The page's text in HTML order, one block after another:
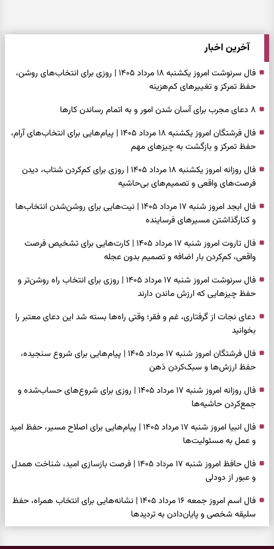
آخرین اخبار
فال سرنوشت امروز یکشنبه ۱۸ مرداد ۱۴۰۵ | روزی برای انتخاب‌های روشن،
حفظ تمرکز و تغییرهای کم‌هزینه
۸ دعای مجرب برای آسان شدن امور و به اتمام رساندن کار‌ها
فال فرشتگان امروز یکشنبه ۱۸ مرداد ۱۴۰۵ | پیام‌هایی برای انتخاب‌های آرام،
حفظ تمرکز و بازگشت به چیزهای مهم
فال روزانه امروز یکشنبه ۱۸ مرداد ۱۴۰۵ | روزی برای کم‌کردن شتاب، دیدن
فرصت‌های واقعی و تصمیم‌های بی‌حاشیه
فال ابجد امروز شنبه ۱۷ مرداد ۱۴۰۵ | نیت‌هایی برای روشن‌شدن انتخاب‌ها
و کنارگذاشتن مسیرهای فرساینده
فال تاروت امروز شنبه ۱۷ مرداد ۱۴۰۵ | کارت‌هایی برای تشخیص فرصت
واقعی، کم‌کردن بار اضافه و تصمیم بدون عجله
فال سرنوشت امروز شنبه ۱۷ مرداد ۱۴۰۵ | روزی برای انتخاب راه روشن‌تر و
حفظ چیزهایی که ارزش ماندن دارند
دعای نجات از گرفتاری، غم و فقر؛ وقتی راه‌ها بسته شد این دعای معتبر را
بخوانید
فال فرشتگان امروز شنبه ۱۷ مرداد ۱۴۰۵ | پیام‌هایی برای شروع سنجیده،
حفظ ارزش‌ها و سبک‌کردن ذهن
فال روزانه امروز شنبه ۱۷ مرداد ۱۴۰۵ | روزی برای شروع‌های حساب‌شده و
جمع‌کردن حاشیه‌ها
فال انبیا امروز شنبه ۱۷ مرداد ۱۴۰۵ | پیام‌هایی برای اصلاح مسیر، حفظ امید
و عمل به مسئولیت‌ها
فال حافظ امروز شنبه ۱۷ مرداد ۱۴۰۵ | فرصت بازسازی امید، شناخت همدل
و عبور از دودلی
فال اسم امروز جمعه ۱۶ مرداد ۱۴۰۵ | نشانه‌هایی برای انتخاب همراه، حفظ
سلیقه شخصی و پایان‌دادن به تردیدها